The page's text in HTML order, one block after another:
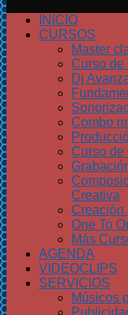
INICIO
CURSOS
Master
Curso de
Dj
Combo
Curso de
Creativa
Creación
One To
Más
AGENDA
VIDEOCLIPS
SERVICIOS
Músicos